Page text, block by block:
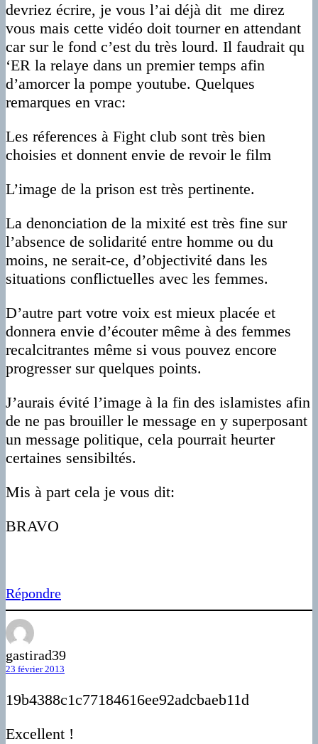
devriez écrire, je vous l’ai déjà dit me direz
vous mais cette vidéo doit tourner en attendant
car sur le fond c’est du très lourd. Il faudrait qu
‘ER la relaye dans un premier temps afin
d’amorcer la pompe youtube. Quelques
remarques en vrac:
Les réferences à Fight club sont très bien
choisies et donnent envie de revoir le film
L’image de la prison est très pertinente.
La denonciation de la mixité est très fine sur
l’absence de solidarité entre homme ou du
moins, ne serait-ce, d’objectivité dans les
situations conflictuelles avec les femmes.
D’autre part votre voix est mieux placée et
donnera envie d’écouter même à des femmes
recalcitrantes même si vous pouvez encore
progresser sur quelques points.
J’aurais évité l’image à la fin des islamistes afin
de ne pas brouiller le message en y superposant
un message politique, cela pourrait heurter
certaines sensibiltés.
Mis à part cela je vous dit:
BRAVO
Répondre
gastirad39
23 février 2013
19b4388c1c77184616ee92adcbaeb11d
Excellent !